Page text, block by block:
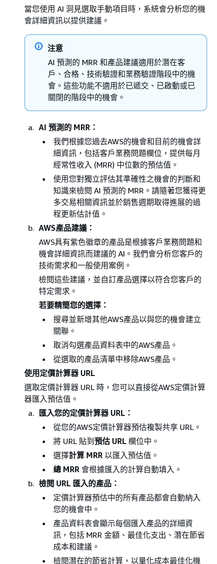
當您使用 AI 洞見選取手動項目時，系統會分析您的機
會詳細資訊以提供建議。
注意
AI 預測的 MRR 和產品建議適用於潛在客
戶、合格、技術驗證和業務驗證階段中的機
會。這些功能不適用於已遞交、已啟動或已
關閉的階段中的機會。
AI 預測的 MRR：
我們根據您過去AWS的機會和目前的機會詳
細資訊，包括客戶業務問題欄位，提供每月
經常性收入 (MRR) 中位數的預估值。
使用您對獨立評估其準確性之機會的判斷和
知識來檢閱 AI 預測的 MRR。請隨著您獲得更
多交易相關資訊並於銷售週期取得進展的過
程更新估計值。
AWS產品建議：
AWS具有紫色徽章的產品是根據客戶業務問題和
機會詳細資訊而建議的 AI。我們會分析您客戶的
技術需求和一般使用案例。
檢閱這些建議，並自訂產品選擇以符合您客戶的
特定需求。
若要精簡您的選擇：
搜尋並新增其他AWS產品以與您的機會建立
關聯。
取消勾選產品資料表中的AWS產品。
從選取的產品清單中移除AWS產品。
使用定價計算器 URL
選取定價計算器 URL 時，您可以直接從AWS定價計算
器匯入預估值。
匯入您的定價計算器 URL：
從您的AWS定價計算器預估複製共享 URL。
將 URL 貼到預估 URL 欄位中。
選擇計算 MRR 以匯入預估值。
總 MRR 會根據匯入的計算自動填入。
檢閱 URL 匯入的產品：
定價計算器預估中的所有產品都會自動納入
您的機會中。
產品資料表會顯示每個匯入產品的詳細資
訊，包括 MRR 金額、最佳化支出、潛在節省
成本和建議。
檢閱潛在的節省計算，以量化成本最佳化機